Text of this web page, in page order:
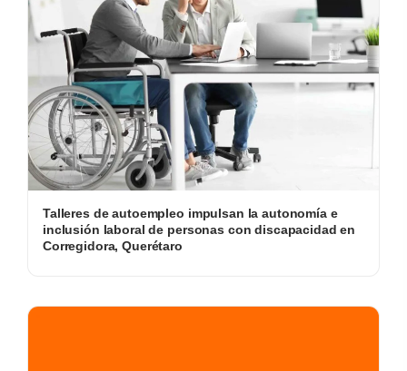
Talleres de autoempleo impulsan la autonomía e
inclusión laboral de personas con discapacidad en
Corregidora, Querétaro